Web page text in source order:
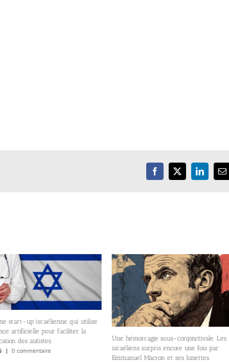
Facebook
X LinkedIn
start-up israélienne qui utilise
artificielle pour faciliter la
des autistes.
| 0 commentaire
Une hémorragie sous-conjonctivale. Les
israéliens surpris encore une fois par
Emmanuel Macron et ses lunettes.